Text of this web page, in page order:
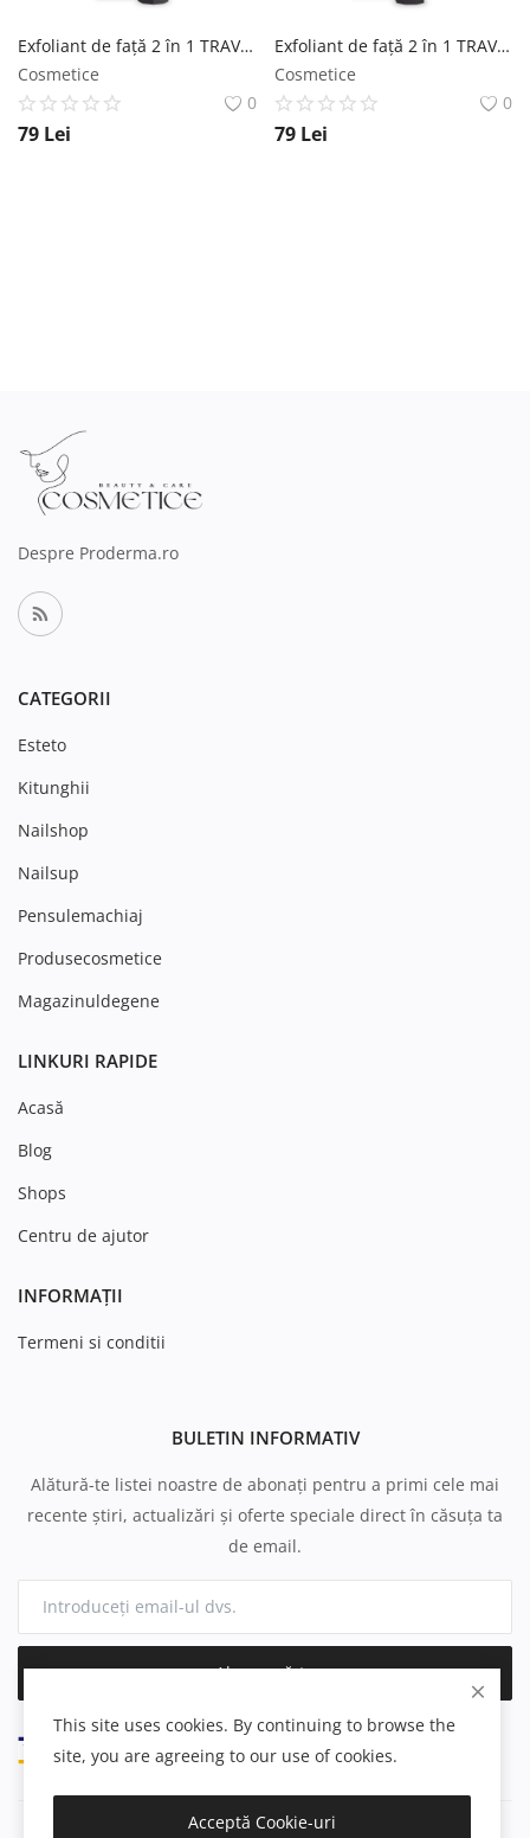
Exfoliant de faţă 2 în 1 TRAVEL Mentă SABON
Cosmetice
0
79 Lei
Exfoliant de faţă 2 în 1 TRAVEL Lavandă SABON
Cosmetice
0
79 Lei
Despre Proderma.ro
CATEGORII
Esteto
Kitunghii
Nailshop
Nailsup
Pensulemachiaj
Produsecosmetice
Magazinuldegene
LINKURI RAPIDE
Acasă
Blog
Shops
Centru de ajutor
INFORMAȚII
Termeni si conditii
BULETIN INFORMATIV
Alătură-te listei noastre de abonați pentru a primi cele mai
recente știri, actualizări și oferte speciale direct în căsuța ta
de email.
Abonează-te
This site uses cookies. By continuing to browse the
site, you are agreeing to our use of cookies.
Acceptă Cookie-uri